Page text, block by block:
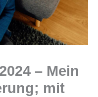
– Mein
mit